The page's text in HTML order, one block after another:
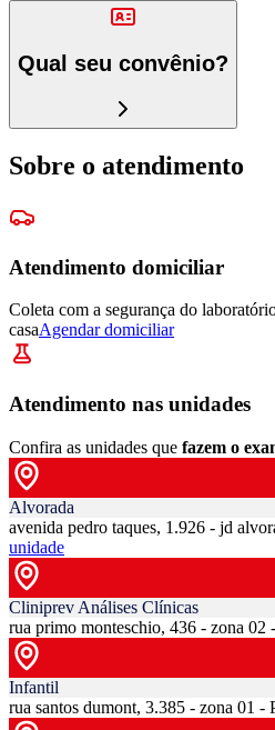
Qual seu convênio?
Sobre o atendimento
Atendimento domiciliar
Coleta com a segurança do
casaAgendar domiciliar
Atendimento nas unidades
Confira as unidades que fazem o
Alvorada
avenida pedro taques, 1.926 - jd
unidade
Cliniprev Análises Clínicas
rua primo monteschio, 436 - zona 02
Infantil
rua santos dumont, 3.385 - zona 01 -